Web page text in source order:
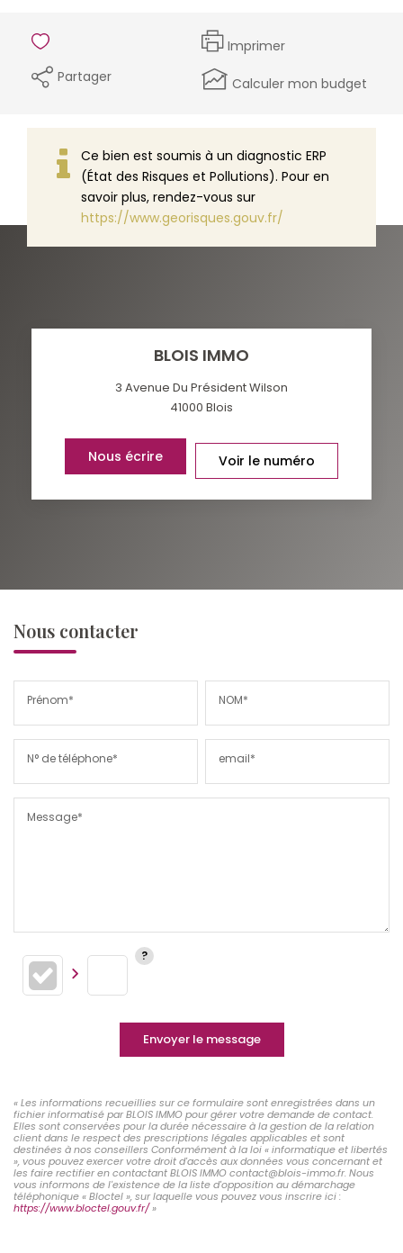
Imprimer
Partager
Calculer mon budget
Ce bien est soumis à un diagnostic ERP
(État des Risques et Pollutions). Pour en
savoir plus, rendez-vous sur
https://www.georisques.gouv.fr/
BLOIS IMMO
3 Avenue Du Président Wilson
41000 Blois
Nous écrire Voir le numéro
Nous contacter
Prénom* NOM*
N° de téléphone* email*
Message*
Envoyer le message
« Les informations recueillies sur ce formulaire sont enregistrées dans un
fichier informatisé par BLOIS IMMO pour gérer votre demande de contact.
Elles sont conservées pour la durée nécessaire à la gestion de la relation
client dans le respect des prescriptions légales applicables et sont
destinées à nos conseillers Conformément à la loi « informatique et libertés
», vous pouvez exercer votre droit d'accès aux données vous concernant et
les faire rectifier en contactant BLOIS IMMO contact@blois-immo.fr. Nous
vous informons de l'existence de la liste d'opposition au démarchage
téléphonique « Bloctel », sur laquelle vous pouvez vous inscrire ici :
https://www.bloctel.gouv.fr/»